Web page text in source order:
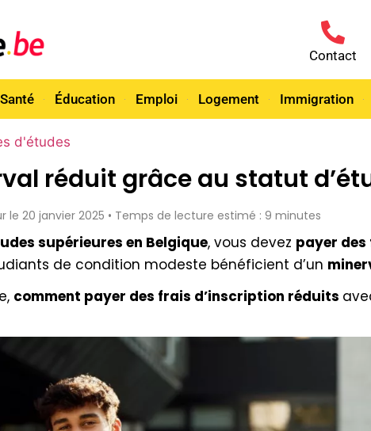
Contact
Santé Éducation Emploi Logement Immigration
d'études
réduit grâce au statut
le 20 janvier 2025 • Temps de lecture estimé : 9 minutes
supérieures en Belgique, vous devez payer
de condition modeste bénéficient d’un
comment payer des frais d’inscription réduits